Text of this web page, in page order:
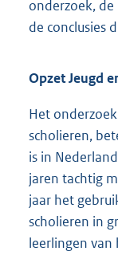
onderzoek,
de conclusies
Opzet Jeugd
Het
scholieren,
is in
jaren tachtig
jaar het
scholieren in
leerlingen van